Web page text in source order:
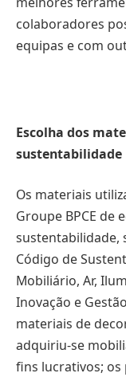
colaboradores
equipas e com
Escolha dos
sustentabilidade
Os materiais
Groupe BPCE de
sustentabilidade,
Código de
Mobiliário, Ar,
Inovação e
materiais de
adquiriu-se
fins lucrativos;